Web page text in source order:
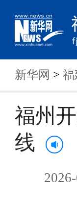
新华网 > 福
福州
线